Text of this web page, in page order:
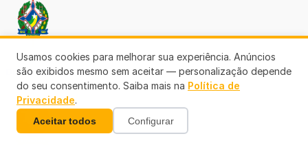
Diário Oficial de RO
Usamos cookies para melhorar sua experiência. Anúncios
são exibidos mesmo sem aceitar — personalização depende
do seu consentimento. Saiba mais na Política de
Privacidade.
Aceitar todos Configurar